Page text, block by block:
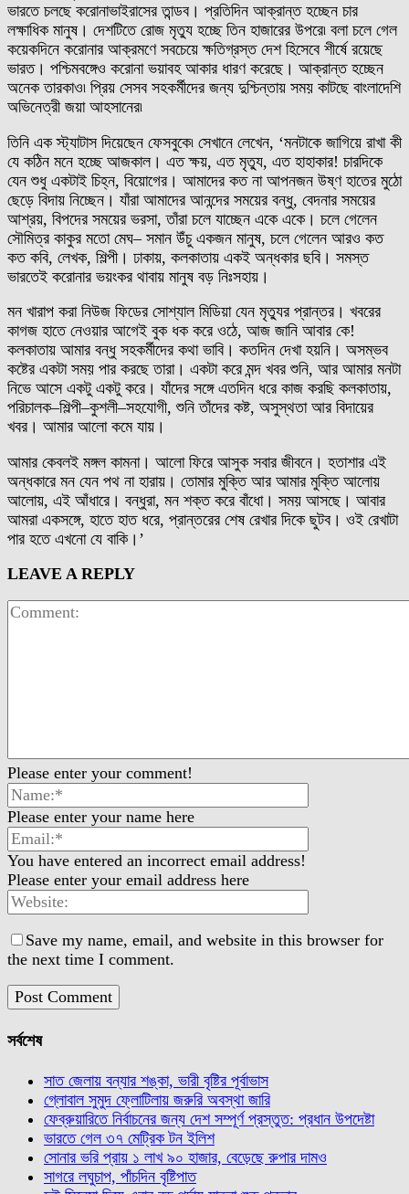
ভারতে চলছে করোনাভাইরাসের তান্ডব। প্রতিদিন আক্রান্ত হচ্ছেন চার
লক্ষাধিক মানুষ। দেশটিতে রোজ মৃত্যু হচ্ছে তিন হাজারের উপরে৷ বলা চলে গেল
কয়েকদিনে করোনার আক্রমণে সবচেয়ে ক্ষতিগ্রস্ত দেশ হিসেবে শীর্ষে রয়েছে
ভারত। পশ্চিমবঙ্গেও করোনা ভয়াবহ আকার ধারণ করেছে। আক্রান্ত হচ্ছেন
অনেক তারকাও৷ প্রিয় সেসব সহকর্মীদের জন্য দুশ্চিন্তায় সময় কাটছে বাংলাদেশি
অভিনেত্রী জয়া আহসানের৷
তিনি এক স্ট্যাটাস দিয়েছেন ফেসবুকে৷ সেখানে লেখেন, ‘মনটাকে জাগিয়ে রাখা কী
যে কঠিন মনে হচ্ছে আজকাল। এত ক্ষয়, এত মৃত্যু, এত হাহাকার! চারদিকে
যেন শুধু একটাই চিহ্ন, বিয়োগের। আমাদের কত না আপনজন উষ্ণ হাতের মুঠো
ছেড়ে বিদায় নিচ্ছেন। যাঁরা আমাদের আনন্দের সময়ের বন্ধু, বেদনার সময়ের
আশ্রয়, বিপদের সময়ের ভরসা, তাঁরা চলে যাচ্ছেন একে একে। চলে গেলেন
সৌমিত্র কাকুর মতো মেঘ– সমান উঁচু একজন মানুষ, চলে গেলেন আরও কত
কত কবি, লেখক, শিল্পী। ঢাকায়, কলকাতায় একই অন্ধকার ছবি। সমস্ত
ভারতেই করোনার ভয়ংকর থাবায় মানুষ বড় নিঃসহায়।
মন খারাপ করা নিউজ ফিডের সোশ্যাল মিডিয়া যেন মৃত্যুর প্রান্তর। খবরের
কাগজ হাতে নেওয়ার আগেই বুক ধক করে ওঠে, আজ জানি আবার কে!
কলকাতায় আমার বন্ধু সহকর্মীদের কথা ভাবি। কতদিন দেখা হয়নি। অসম্ভব
কষ্টের একটা সময় পার করছে তারা। একটা করে মন্দ খবর শুনি, আর আমার মনটা
নিভে আসে একটু একটু করে। যাঁদের সঙ্গে এতদিন ধরে কাজ করছি কলকাতায়,
পরিচালক–শিল্পী–কুশলী–সহযোগী, শুনি তাঁদের কষ্ট, অসুস্থতা আর বিদায়ের
খবর। আমার আলো কমে যায়।
আমার কেবলই মঙ্গল কামনা। আলো ফিরে আসুক সবার জীবনে। হতাশার এই
অন্ধকারে মন যেন পথ না হারায়। তোমার মুক্তি আর আমার মুক্তি আলোয়
আলোয়, এই আঁধারে। বন্ধুরা, মন শক্ত করে বাঁধো। সময় আসছে। আবার
আমরা একসঙ্গে, হাতে হাত ধরে, প্রান্তরের শেষ রেখার দিকে ছুটব। ওই রেখাটা
পার হতে এখনো যে বাকি।’
LEAVE A REPLY
Please enter your comment!
Please enter your name here
You have entered an incorrect email address!
Please enter your email address here
Save my name, email, and website in this browser for
the next time I comment.
সর্বশেষ
সাত জেলায় বন্যার শঙ্কা, ভারী বৃষ্টির পূর্বাভাস
গ্লোবাল সুমুদ ফ্লোটিলায় জরুরি অবস্থা জারি
ফেব্রুয়ারিতে নির্বাচনের জন্য দেশ সম্পূর্ণ প্রস্তুত: প্রধান উপদেষ্টা
ভারতে গেল ৩৭ মেট্রিক টন ইলিশ
সোনার ভরি প্রায় ১ লাখ ৯০ হাজার, বেড়েছে রুপার দামও
সাগরে লঘুচাপ, পাঁচদিন বৃষ্টিপাত